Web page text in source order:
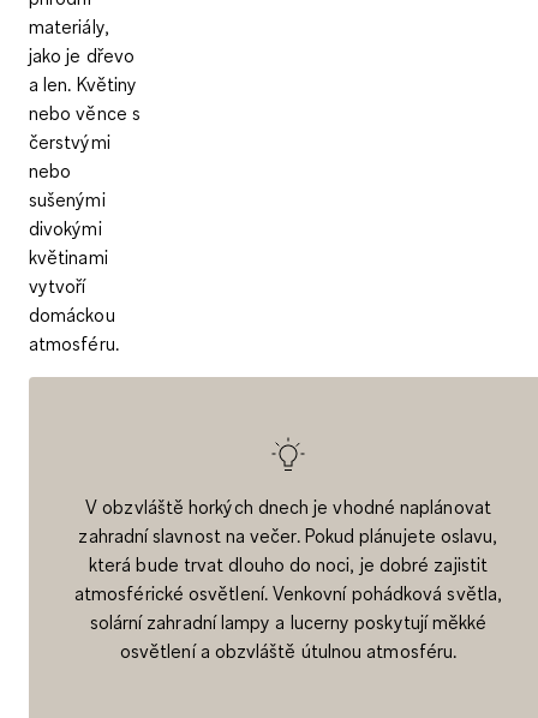
materiály,
jako je dřevo
a len. Květiny
nebo věnce s
čerstvými
nebo
sušenými
divokými
květinami
vytvoří
domáckou
atmosféru.
V obzvláště horkých dnech je vhodné naplánovat
zahradní slavnost na večer. Pokud plánujete oslavu,
která bude trvat dlouho do noci, je dobré zajistit
atmosférické osvětlení. Venkovní pohádková světla,
solární zahradní lampy a lucerny poskytují měkké
osvětlení a obzvláště útulnou atmosféru.